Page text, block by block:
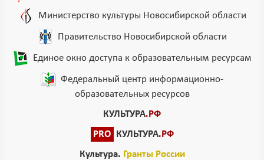
Министерство культуры Новосибирской области
Правительство Новосибирской области
Единое окно доступа к образовательным ресурсам
Федеральный центр информационно-
образовательных ресурсов
КУЛЬТУРА.РФ
PRO
КУЛЬТУРА.РФ
Культура. Гранты России